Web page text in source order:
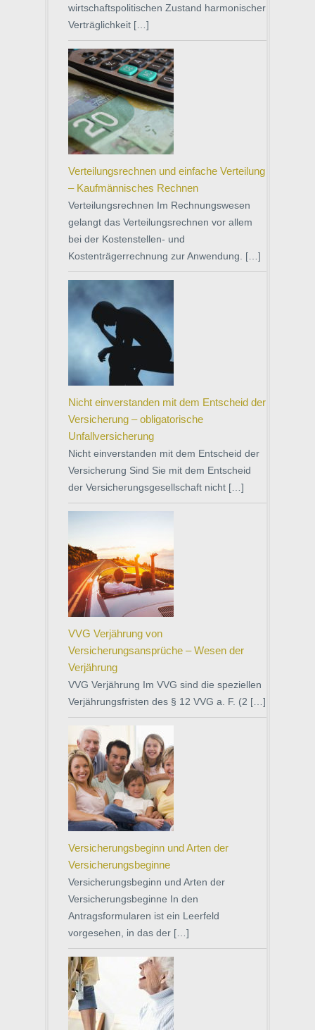
wirtschaftspolitischen Zustand harmonischer
Verträglichkeit […]
Verteilungsrechnen und einfache Verteilung
– Kaufmännisches Rechnen
Verteilungsrechnen Im Rechnungswesen
gelangt das Verteilungsrechnen vor allem
bei der Kostenstellen- und
Kostenträgerrechnung zur Anwendung. […]
Nicht einverstanden mit dem Entscheid der
Versicherung – obligatorische
Unfallversicherung
Nicht einverstanden mit dem Entscheid der
Versicherung Sind Sie mit dem Entscheid
der Versicherungsgesellschaft nicht […]
VVG Verjährung von
Versicherungsansprüche – Wesen der
Verjährung
VVG Verjährung Im VVG sind die speziellen
Verjährungsfristen des § 12 VVG a. F. (2 […]
Versicherungsbeginn und Arten der
Versicherungsbeginne
Versicherungsbeginn und Arten der
Versicherungsbeginne In den
Antragsformularen ist ein Leerfeld
vorgesehen, in das der […]